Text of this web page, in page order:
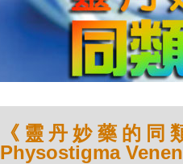
《靈丹妙藥的同
Physostigma